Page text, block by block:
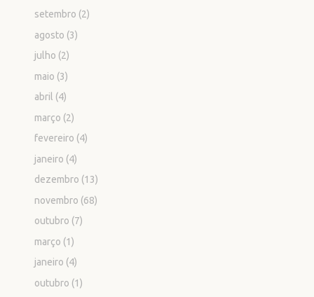
setembro (2)
agosto (3)
julho (2)
maio (3)
abril (4)
março (2)
fevereiro (4)
janeiro (4)
dezembro (13)
novembro (68)
outubro (7)
março (1)
janeiro (4)
outubro (1)